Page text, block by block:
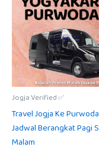
Jogja Verified ✅
Travel Jogja Ke
Jadwal Berangkat Pagi
Malam